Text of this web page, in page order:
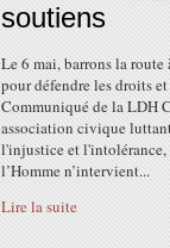
soutiens
Le 6 mai, barrons la
pour défendre les droits
Communiqué de la LDH
association civique
l'injustice et
l’Homme n’intervient...
Lire la suite